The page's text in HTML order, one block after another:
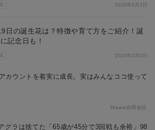
2020年3月3日
日の誕生花は？特徴や育て方をご紹介！誕
記念日も！
2020年3月3日
カウントを着実に成長。実はみんなココ使って
Dreaw合同会社
グラは捨てた「65歳が45分で3回戦も余裕」98